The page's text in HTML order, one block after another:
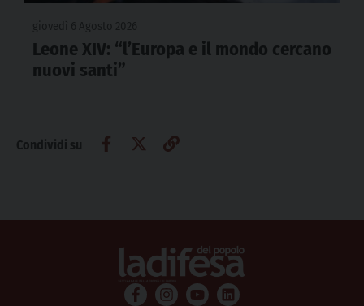
Leone XIV: “l’Europa e il mondo cercano
nuovi santi”
Condividi su